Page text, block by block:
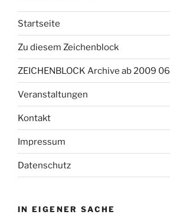
Startseite
Zu diesem Zeichenblock
ZEICHENBLOCK Archive ab 2009 06
Veranstaltungen
Kontakt
Impressum
Datenschutz
IN EIGENER SACHE